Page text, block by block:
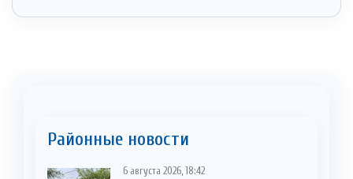
Районные новости
6 августа 2026, 18:42